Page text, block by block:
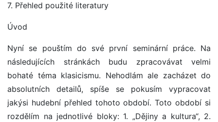
7. Přehled použité literatury
Úvod
Nyní se pouštím do své první seminární práce. Na
následujících stránkách budu zpracovávat velmi
bohaté téma klasicismu. Nehodlám ale zacházet do
absolutních detailů, spíše se pokusím vypracovat
jakýsi hudební přehled tohoto období. Toto období si
rozdělím na jednotlivé bloky: 1. „Dějiny a kultura“, 2.